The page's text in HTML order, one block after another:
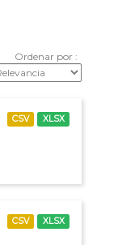
Ordenar por
CSV XLSX
CSV XLSX